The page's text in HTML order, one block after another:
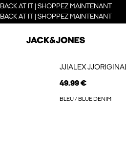
BACK AT IT | SHOPPEZ MAINTENANT
BACK AT IT | SHOPPEZ MAINTENANT
JJIALEX
49.99 €
BLEU / BLUE DENIM